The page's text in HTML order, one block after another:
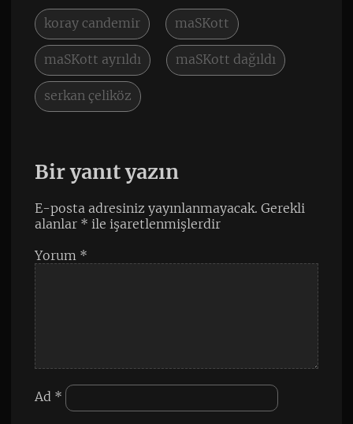
koray candemir maSKott
maSKott ayrıldı maSKott dağıldı
serkan çeliköz
Bir yanıt yazın
E-posta adresiniz yayınlanmayacak. Gerekli
alanlar * ile işaretlenmişlerdir
Yorum *
Ad *